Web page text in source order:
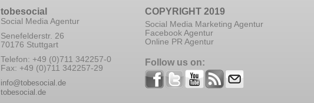
tobesocial
Social Media Agentur
Senefelderstr. 26
70176 Stuttgart
Telefon: +49 (0)711 342257-0
Fax: +49 (0)711 342257-29
info@tobesocial.de
tobesocial.de
COPYRIGHT 2019
Social Media Marketing Agentur
Facebook Agentur
Online PR Agentur
Follow us on: